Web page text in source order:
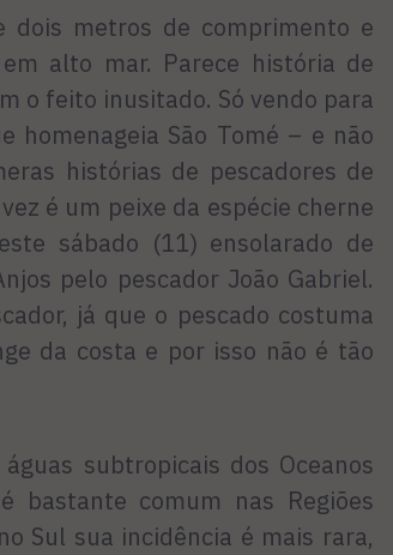
dois metros de comprimento e
alto mar. Parece história de
o feito inusitado. Só vendo para
São Tomé – e não
histórias de pescadores de
é um peixe da espécie cherne
sábado (11) ensolarado de
pelo pescador João Gabriel.
já que o pescado costuma
da costa e por isso não é tão
subtropicais dos Oceanos
bastante comum nas Regiões
Sul sua incidência é mais rara,